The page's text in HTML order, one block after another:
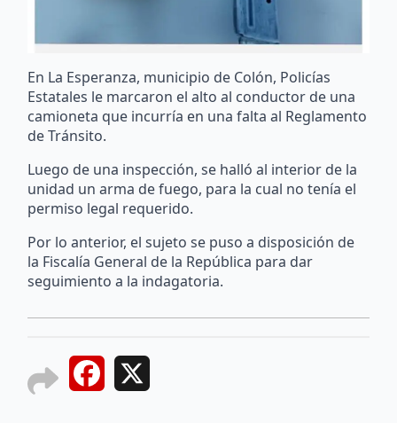
En La Esperanza, municipio de Colón, Policías
Estatales le marcaron el alto al conductor de una
camioneta que incurría en una falta al Reglamento
de Tránsito.
Luego de una inspección, se halló al interior de la
unidad un arma de fuego, para la cual no tenía el
permiso legal requerido.
Por lo anterior, el sujeto se puso a disposición de
la Fiscalía General de la República para dar
seguimiento a la indagatoria.
Facebook